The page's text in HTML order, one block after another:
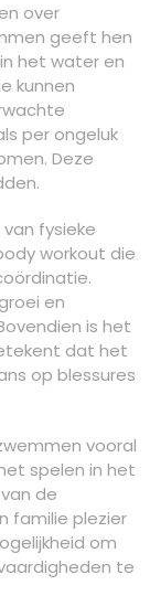
over
geeft hen
het water en
kunnen
per ongeluk
Deze
fysieke
workout die
en
is het
dat het
op blessures
vooral
spelen in het
de
familie plezier
om
te